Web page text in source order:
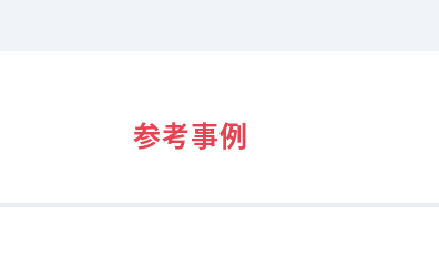
参考事例